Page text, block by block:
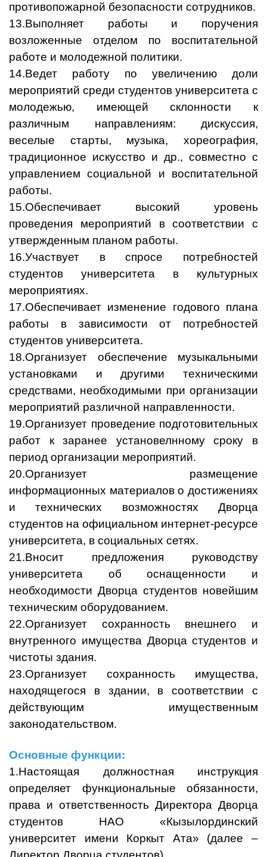
противопожарной безопасности сотрудников.
13.Выполняет работы и поручения
возложенные отделом по воспитательной
работе и молодежной политики.
14.Ведет работу по увеличению доли
мероприятий среди студентов университета с
молодежью, имеющей склонности к
различным направлениям: дискуссия,
веселые старты, музыка, хореография,
традиционное искусство и др., совместно с
управлением социальной и воспитательной
работы.
15.Обеспечивает высокий уровень
проведения мероприятий в соответствии с
утвержденным планом работы.
16.Участвует в спросе потребностей
студентов университета в культурных
мероприятиях.
17.Обеспечивает изменение годового плана
работы в зависимости от потребностей
студентов университета.
18.Организует обеспечение музыкальными
установками и другими техническими
средствами, необходимыми при организации
мероприятий различной направленности.
19.Организует проведение подготовительных
работ к заранее установелнному сроку в
период организации мероприятий.
20.Организует размещение
информационных материалов о достижениях
и технических возможностях Дворца
студентов на официальном интернет-ресурсе
университета, в социальных сетях.
21.Вносит предложения руководству
университета об оснащенности и
необходимости Дворца студентов новейшим
техническим оборудованием.
22.Организует сохранность внешнего и
внутренного имущества Дворца студентов и
чистоты здания.
23.Организует сохранность имущества,
находящегося в здании, в соответствии с
действующим имущественным
законодательством.
Основные функции:
1.Настоящая должностная инструкция
определяет функциональные обязанности,
права и ответственность Директора Дворца
студентов НАО «Кызылординский
университет имени Коркыт Ата» (далее –